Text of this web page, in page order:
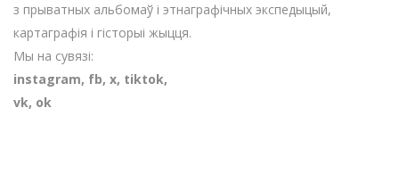
з прыватных альбомаў і этнаграфічных экспедыцый,
картаграфія і гісторыі жыцця.
Мы на сувязі:
instagram, fb, х, tiktok,
vk, ok